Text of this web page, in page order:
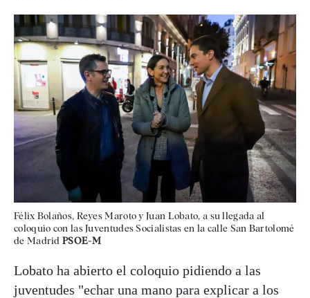
Félix Bolaños, Reyes Maroto y Juan Lobato, a su llegada al
coloquio con las Juventudes Socialistas en la calle San Bartolomé
de Madrid PSOE-M
Lobato ha abierto el coloquio pidiendo a las
juventudes "echar una mano para explicar a los